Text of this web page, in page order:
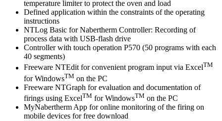
temperature limiter to protect the oven and load
Defined application within the constraints of the operating
instructions
NTLog Basic for Nabertherm Controller: Recording of
process data with USB-flash drive
Controller with touch operation P570 (50 programs with each
40 segments)
Freeware NTEdit for convenient program input via ExcelTM
for WindowsTM on the PC
Freeware NTGraph for evaluation and documentation of
firings using ExcelTM for WindowsTM on the PC
MyNabertherm App for online monitoring of the firing on
mobile devices for free download